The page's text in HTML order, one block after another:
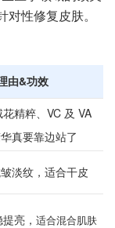
性修复皮肤。
由&功效
精粹、VC 及 VA
真要靠边站了
淡纹，适合干皮
亮， 适合混合肌肤